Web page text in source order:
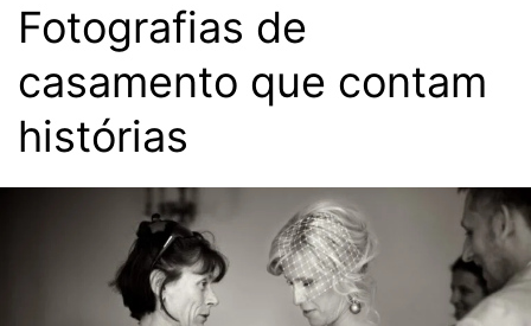
Fotografias de
casamento que contam
histórias